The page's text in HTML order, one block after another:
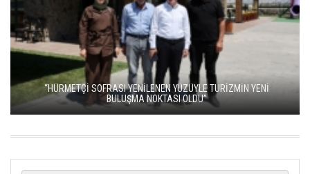
“HÜRMETÇİ SOFRASI YENİLENEN YÜZÜYLE TURİZMİN YENİ
BULUŞMA NOKTASI OLDU”